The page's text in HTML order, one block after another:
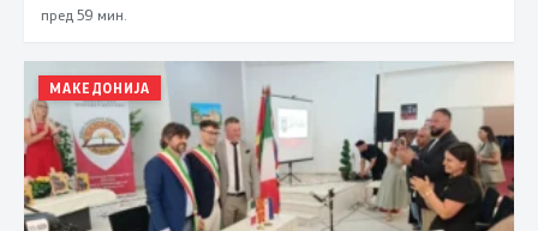
пред 59 мин.
МАКЕДОНИЈА